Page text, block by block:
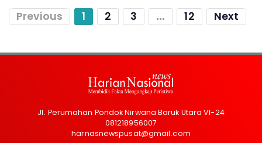
Previous 1 2 3 ... 12 Next
Jl. Perumahan Pondok Nirwana Baruk Utara VI-24
081218956007
harnasnewspusat@gmail.com